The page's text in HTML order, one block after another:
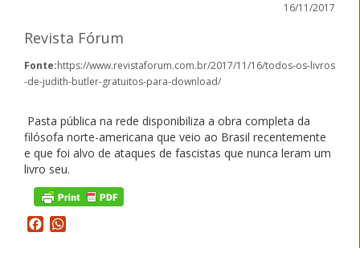
16/11/2017
Revista Fórum
Fonte:https://www.revistaforum.com.br/2017/11/16/todos-os-livros
-de-judith-butler-gratuitos-para-download/
Pasta pública na rede disponibiliza a obra completa da
filósofa norte-americana que veio ao Brasil recentemente
e que foi alvo de ataques de fascistas que nunca leram um
livro seu.
Facebook